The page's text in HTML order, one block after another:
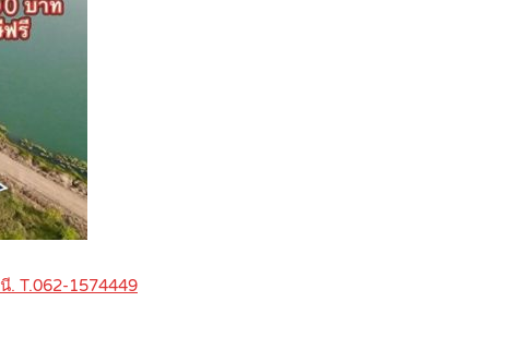
. T.062-1574449